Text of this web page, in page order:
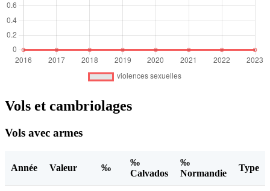
Vols et cambriolages
Vols avec armes
Année Valeur ‰
‰
Calvados
‰
Normandie
Type